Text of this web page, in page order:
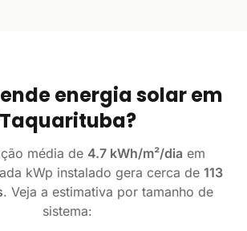
energia solar em
Taquarituba?
média de 4.7 kWh/m²/dia em
kWp instalado gera cerca de 113
. Veja a estimativa por tamanho de
sistema: